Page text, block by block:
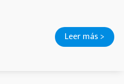
Leer más >